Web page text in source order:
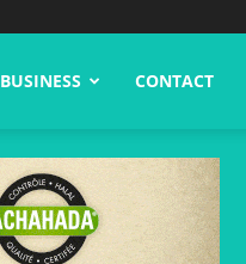
BUSINESS CONTACT